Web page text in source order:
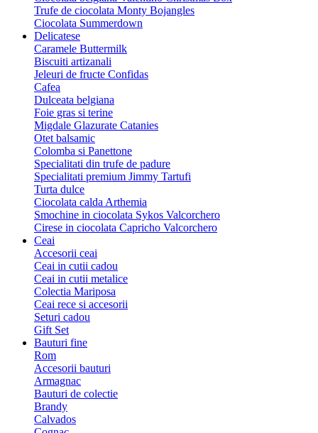
Trufe de ciocolata Monty Bojangles
Ciocolata Summerdown
Delicatese
Caramele Buttermilk
Biscuiti artizanali
Jeleuri de fructe Confidas
Cafea
Dulceata belgiana
Foie gras si terine
Migdale Glazurate Catanies
Otet balsamic
Colomba si Panettone
Specialitati din trufe de padure
Specialitati premium Jimmy Tartufi
Turta dulce
Ciocolata calda Arthemia
Smochine in ciocolata Sykos Valcorchero
Cirese in ciocolata Capricho Valcorchero
Ceai
Accesorii ceai
Ceai in cutii cadou
Ceai in cutii metalice
Colectia Mariposa
Ceai rece si accesorii
Seturi cadou
Gift Set
Bauturi fine
Rom
Accesorii bauturi
Armagnac
Bauturi de colectie
Brandy
Calvados